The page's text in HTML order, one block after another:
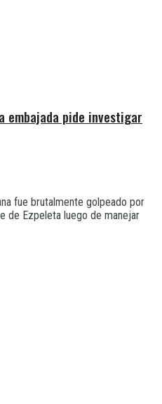
embajada pide investigar
fue brutalmente golpeado por
de Ezpeleta luego de manejar